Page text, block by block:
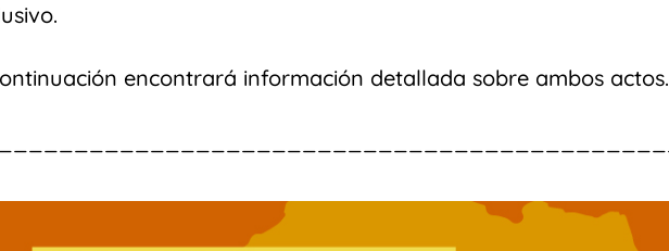
encontrará información detallada sobre ambos actos.